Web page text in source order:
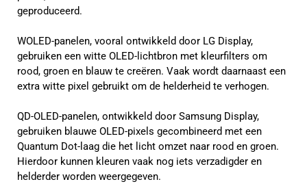
geproduceerd.
WOLED-panelen, vooral ontwikkeld door LG Display,
gebruiken een witte OLED-lichtbron met kleurfilters om
rood, groen en blauw te creëren. Vaak wordt daarnaast een
extra witte pixel gebruikt om de helderheid te verhogen.
QD-OLED-panelen, ontwikkeld door Samsung Display,
gebruiken blauwe OLED-pixels gecombineerd met een
Quantum Dot-laag die het licht omzet naar rood en groen.
Hierdoor kunnen kleuren vaak nog iets verzadigder en
helderder worden weergegeven.